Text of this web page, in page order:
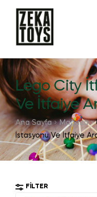
Lego City
Ve İtfaiye
Ana Sayfa Mağaza
İstasyonu Ve İtfaiye
FILTER